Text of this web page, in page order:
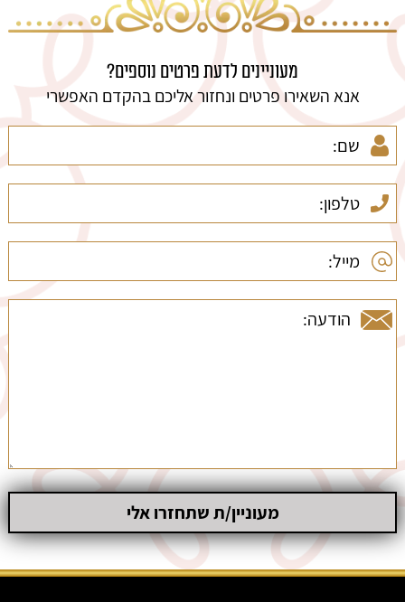
מעוניינים לדעת פרטים נוספים?
אנא השאירו פרטים ונחזור אליכם בהקדם האפשרי